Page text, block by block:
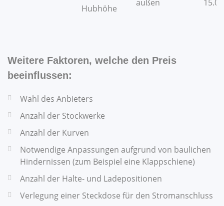
Hubhöhe
außen
Weitere Faktoren, welche den Preis
beeinflussen:
Wahl des Anbieters
Anzahl der Stockwerke
Anzahl der Kurven
Notwendige Anpassungen aufgrund von baulichen
Hindernissen (zum Beispiel eine Klappschiene)
Anzahl der Halte- und Ladepositionen
Verlegung einer Steckdose für den Stromanschluss